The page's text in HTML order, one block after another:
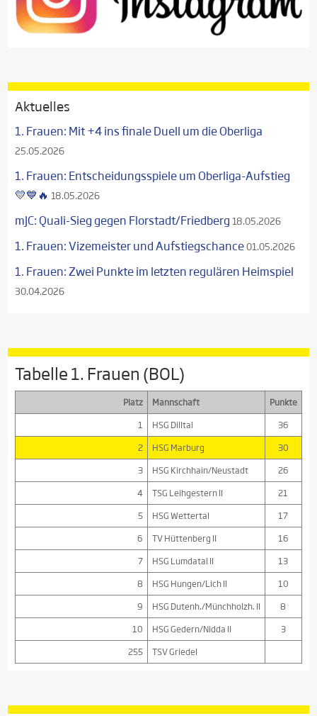
Aktuelles
1. Frauen: Mit +4 ins finale Duell um die Oberliga
25.05.2026
1. Frauen: Entscheidungsspiele um Oberliga-Aufstieg
💛💙🔥 18.05.2026
mJC: Quali-Sieg gegen Florstadt/Friedberg 18.05.2026
1. Frauen: Vizemeister und Aufstiegschance01.05.2026
1. Frauen: Zwei Punkte im letzten regulären Heimspiel
30.04.2026
Tabelle 1. Frauen (BOL)
Platz Mannschaft
Punkte
1
HSG Dilltal
36
2
HSG Marburg
30
3
HSG Kirchhain/Neustadt
26
4
TSG Leihgestern II
21
5
HSG Wettertal
17
6
TV Hüttenberg II
16
7
HSG Lumdatal II
13
8
HSG Hungen/Lich II
10
9
HSG Dutenh./Münchholzh. II
8
10
HSG Gedern/Nidda II
3
255
TSV Griedel